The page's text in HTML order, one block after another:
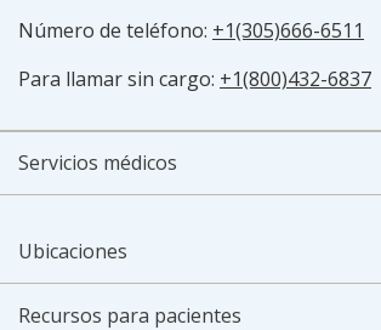
Número de teléfono: +1(305)666-6511
Para llamar sin cargo: +1(800)432-6837
Servicios médicos
Ubicaciones
Recursos para pacientes